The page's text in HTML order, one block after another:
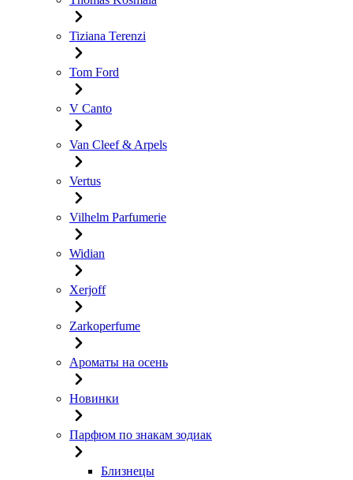
Tiziana Terenzi
Tom Ford
V Canto
Van Cleef & Arpels
Vertus
Vilhelm Parfumerie
Widian
Xerjoff
Zarkoperfume
Ароматы на осень
Новинки
Парфюм по знакам зодиак
Близнецы